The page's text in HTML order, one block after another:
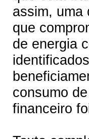
assim, uma
que
de energia
consumo
financeiro